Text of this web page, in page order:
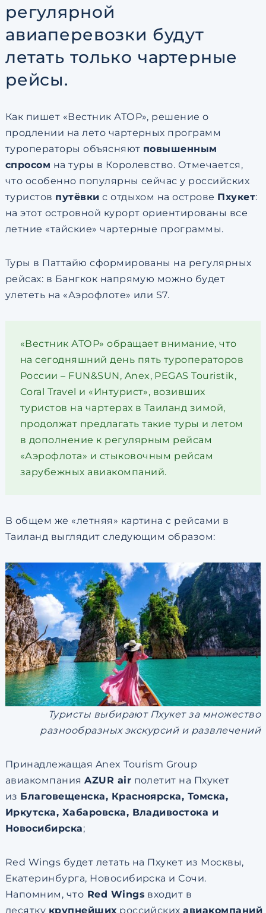
регулярной
авиаперевозки будут
летать только чартерные
рейсы.
Как пишет «Вестник АТОР», решение о
продлении на лето чартерных программ
туроператоры объясняют повышенным
спросом на туры в Королевство. Отмечается,
что особенно популярны сейчас у российских
туристов путёвки с отдыхом на острове Пхукет:
на этот островной курорт ориентированы все
летние «тайские» чартерные программы.
Туры в Паттайю сформированы на регулярных
рейсах: в Бангкок напрямую можно будет
улететь на «Аэрофлоте» или S7.
«Вестник АТОР» обращает внимание, что
на сегодняшний день пять туроператоров
России – FUN&SUN, Anex, PEGAS Touristik,
Coral Travel и «Интурист», возивших
туристов на чартерах в Таиланд зимой,
продолжат предлагать такие туры и летом
в дополнение к регулярным рейсам
«Аэрофлота» и стыковочным рейсам
зарубежных авиакомпаний.
В общем же «летняя» картина с рейсами в
Таиланд выглядит следующим образом:
Туристы выбирают Пхукет за множество
разнообразных экскурсий и развлечений
Принадлежащая Anex Tourism Group
авиакомпанияAZUR air полетит на Пхукет
из Благовещенска, Красноярска, Томска,
Иркутска, Хабаровска, Владивостока и
Новосибирска;
Red Wings будет летать на Пхукет из Москвы,
Екатеринбурга, Новосибирска и Сочи.
Напомним, что Red Wings входит в
десятку крупнейших российскихавиакомпаний